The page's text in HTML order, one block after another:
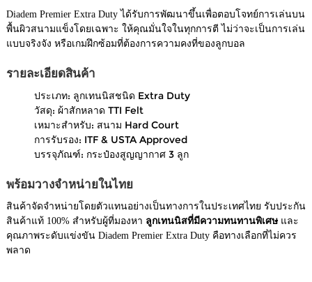
Diadem Premier Extra Duty ได้รับการพัฒนาขึ้นเพื่อตอบโจทย์การเล่นบน
พื้นผิวสนามแข็งโดยเฉพาะ ให้คุณมั่นใจในทุกการตี ไม่ว่าจะเป็นการเล่น
แบบจริงจัง หรือเกมฝึกซ้อมที่ต้องการความคงที่ของลูกบอล
รายละเอียดสินค้า
ประเภท: ลูกเทนนิสชนิด Extra Duty
วัสดุ: ผ้าสักหลาด TTI Felt
เหมาะสำหรับ: สนาม Hard Court
การรับรอง: ITF & USTA Approved
บรรจุภัณฑ์: กระป๋องสูญญากาศ 3 ลูก
พร้อมวางจำหน่ายในไทย
สินค้าจัดจำหน่ายโดยตัวแทนอย่างเป็นทางการในประเทศไทย รับประกัน
สินค้าแท้ 100% สำหรับผู้ที่มองหา ลูกเทนนิสที่มีความทนทานพิเศษและ
คุณภาพระดับแข่งขัน Diadem Premier Extra Duty คือทางเลือกที่ไม่ควร
พลาด